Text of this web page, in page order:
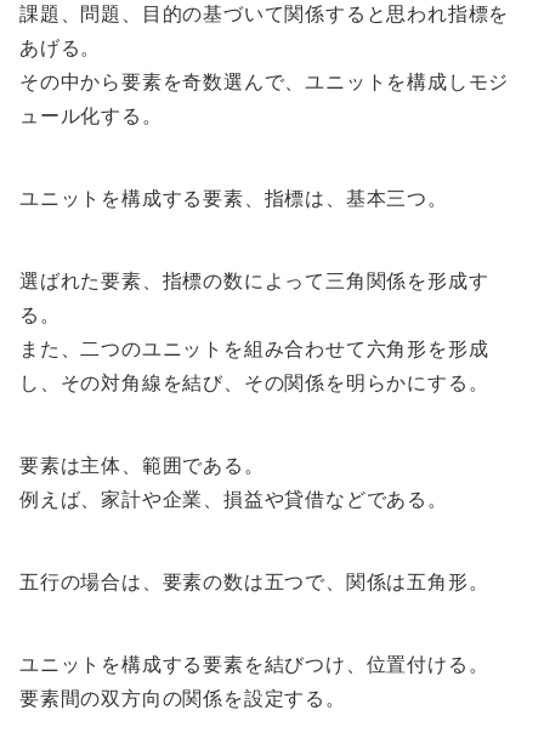
課題、問題、目的の基づいて関係すると思われ指標を
あげる。
その中から要素を奇数選んで、ユニットを構成しモジ
ュール化する。
ユニットを構成する要素、指標は、基本三つ。
選ばれた要素、指標の数によって三角関係を形成す
る。
また、二つのユニットを組み合わせて六角形を形成
し、その対角線を結び、その関係を明らかにする。
要素は主体、範囲である。
例えば、家計や企業、損益や貸借などである。
五行の場合は、要素の数は五つで、関係は五角形。
ユニットを構成する要素を結びつけ、位置付ける。
要素間の双方向の関係を設定する。